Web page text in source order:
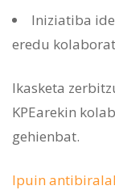
Iniziatiba
eredu
Ikasketa
KPEarekin
gehienbat.
Ipuin